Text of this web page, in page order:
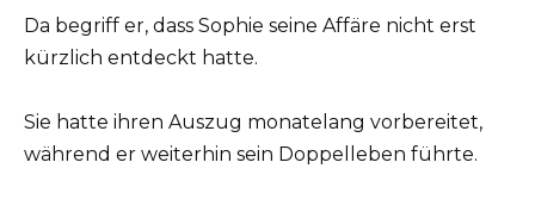
Da begriff er, dass Sophie seine Affäre nicht erst
kürzlich entdeckt hatte.
Sie hatte ihren Auszug monatelang vorbereitet,
während er weiterhin sein Doppelleben führte.